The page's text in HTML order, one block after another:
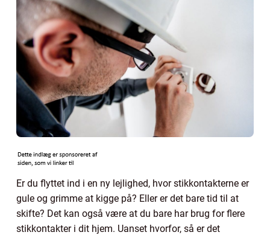
Er du flyttet ind i en ny lejlighed, hvor stikkontakterne er
gule og grimme at kigge på? Eller er det bare tid til at
skifte? Det kan også være at du bare har brug for flere
stikkontakter i dit hjem. Uanset hvorfor, så er det